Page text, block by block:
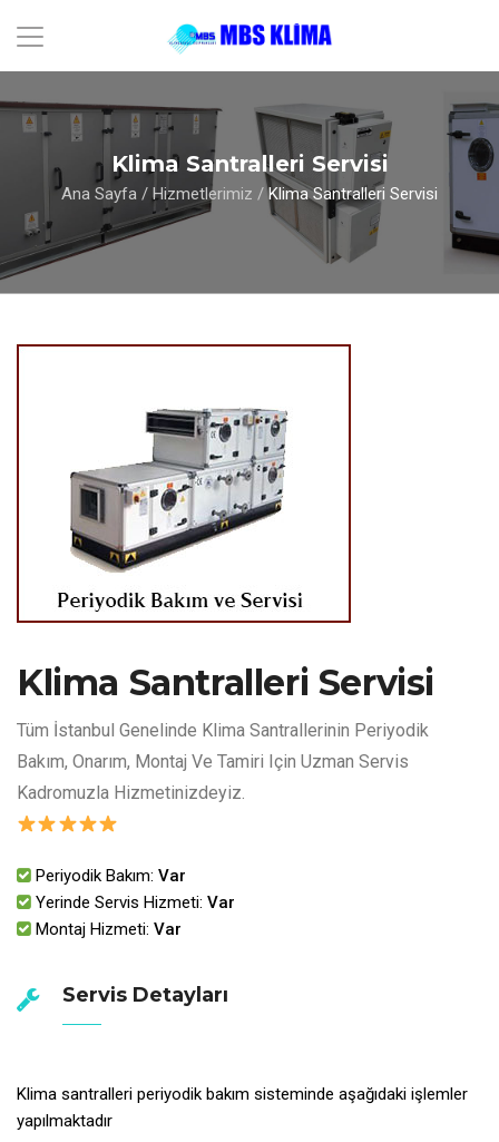
Klima Santralleri Servisi
Ana Sayfa / Hizmetlerimiz /Klima Santralleri Servisi
Klima Santralleri Servisi
Tüm İstanbul Genelinde Klima Santrallerinin Periyodik
Bakım, Onarım, Montaj Ve Tamiri Için Uzman Servis
Kadromuzla Hizmetinizdeyiz.
Periyodik Bakım: Var
Yerinde Servis Hizmeti: Var
Montaj Hizmeti: Var
Servis Detayları
Klima santralleri periyodik bakım sisteminde aşağıdaki işlemler
yapılmaktadır